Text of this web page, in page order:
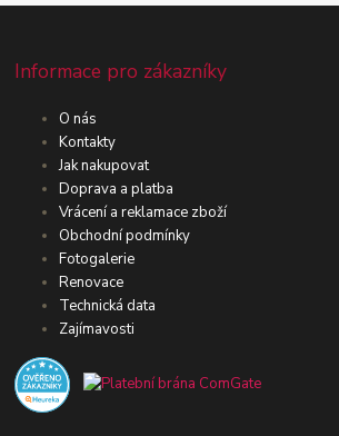
Informace pro zákazníky
O nás
Kontakty
Jak nakupovat
Doprava a platba
Vrácení a reklamace zboží
Obchodní podmínky
Fotogalerie
Renovace
Technická data
Zajímavosti